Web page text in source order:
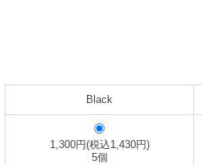
Black
1,300円(税込1,430円)
5個